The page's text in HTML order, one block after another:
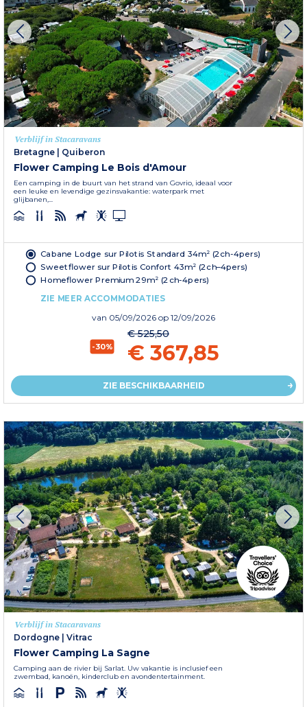
Verblijf in Stacaravans
Bretagne | Quiberon
Flower Camping Le Bois d'Amour
Een camping in de buurt van het strand van Govrio, ideaal voor
een leuke en levendige gezinsvakantie: waterpark met
glijbanen,...
Cabane Lodge sur Pilotis Standard 34m² (2ch-4pers)
Sweetflower sur Pilotis Confort 43m² (2ch–4pers)
Homeflower Premium 29m² (2ch-4pers)
ZIE MEER ACCOMMODATIES
van 05/09/2026 op 12/09/2026
-30%
€ 525,50
€ 367,85
ZIE BESCHIKBAARHEID
Verblijf in Stacaravans
Dordogne
Vitrac
Flower Camping La Sagne
Camping aan de rivier bij Sarlat. Uw vakantie is inclusief een
zwembad, kanoën, kinderclub en avondentertainment.